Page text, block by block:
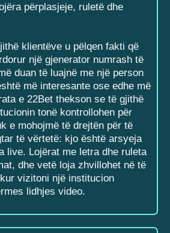
përplasjeje, ruletë dhe
klientëve u pëlqen fakti që
një gjenerator numrash të
duan të luajnë me një person
më interesante ose edhe më
e 22Bet thekson se të gjithë
tonë kontrollohen për
e mohojmë të drejtën për të
të vërtetë: kjo është arsyeja
live. Lojërat me letra dhe ruleta
dhe vetë loja zhvillohet në të
vizitoni një institucion
lidhjes video.